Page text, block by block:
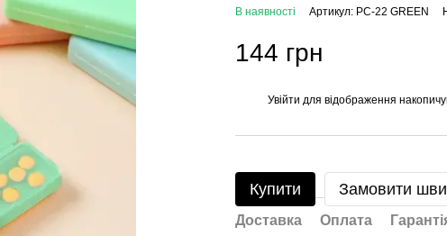
В наявності Артикул: PC-22 GREEN
144 грн
Увійти для відображення
Купити Замовити
Доставка Оплата